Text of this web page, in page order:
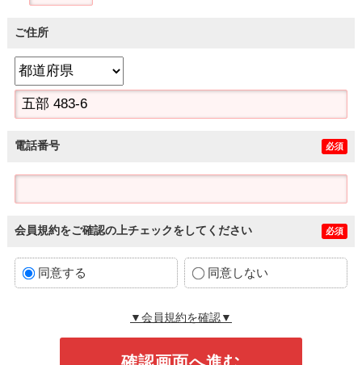
ご住所
電話番号 必須
会員規約をご確認の上チェックをしてください 必須
同意する 同意しない
▼会員規約を確認▼